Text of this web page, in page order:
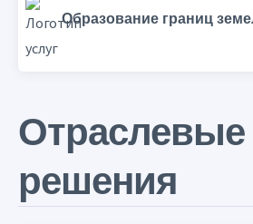
Образование границ
Отраслевые
решения